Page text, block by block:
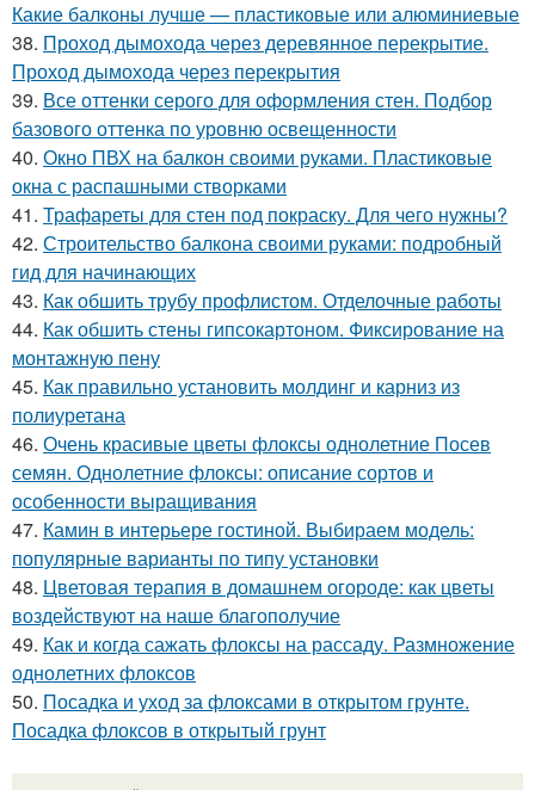
Какие балконы лучше — пластиковые или алюминиевые
38. Проход дымохода через деревянное перекрытие.
Проход дымохода через перекрытия
39. Все оттенки серого для оформления стен. Подбор
базового оттенка по уровню освещенности
40. Окно ПВХ на балкон своими руками. Пластиковые
окна с распашными створками
41. Трафареты для стен под покраску. Для чего нужны?
42. Строительство балкона своими руками: подробный
гид для начинающих
43. Как обшить трубу профлистом. Отделочные работы
44. Как обшить стены гипсокартоном. Фиксирование на
монтажную пену
45. Как правильно установить молдинг и карниз из
полиуретана
46. Очень красивые цветы флоксы однолетние Посев
семян. Однолетние флоксы: описание сортов и
особенности выращивания
47. Камин в интерьере гостиной. Выбираем модель:
популярные варианты по типу установки
48. Цветовая терапия в домашнем огороде: как цветы
воздействуют на наше благополучие
49. Как и когда сажать флоксы на рассаду. Размножение
однолетних флоксов
50. Посадка и уход за флоксами в открытом грунте.
Посадка флоксов в открытый грунт